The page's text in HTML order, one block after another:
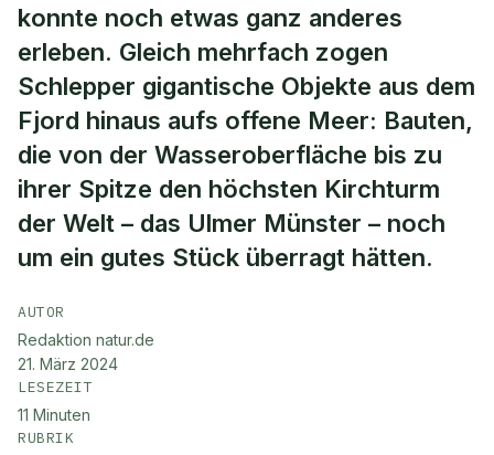
konnte noch etwas ganz anderes
erleben. Gleich mehrfach zogen
Schlepper gigantische Objekte aus dem
Fjord hinaus aufs offene Meer: Bauten,
die von der Wasseroberfläche bis zu
ihrer Spitze den höchsten Kirchturm
der Welt – das Ulmer Münster – noch
um ein gutes Stück überragt hätten.
AUTOR
Redaktion natur.de
21. März 2024
LESEZEIT
11 Minuten
RUBRIK